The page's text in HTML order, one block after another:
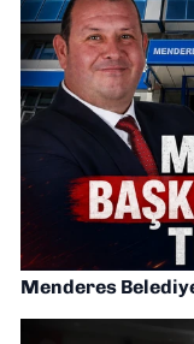
Menderes